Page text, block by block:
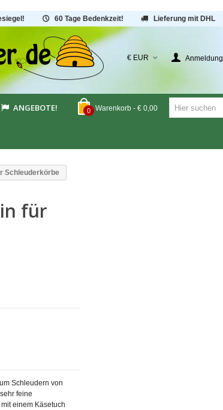
60 Tage Bedenkzeit! Lieferung mit DHL
€ EUR Anmeldung
0 Warenkorb - € 0,00
ANGEBOTE!
Schleuderkörbe
für
Schleudern von
feine
einem Käsetuch